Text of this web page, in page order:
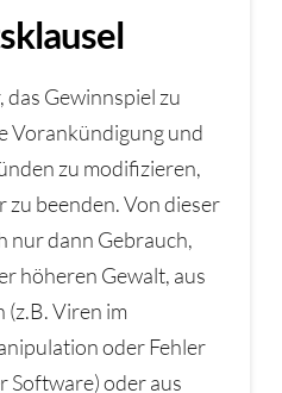
das Gewinnspiel zu
Vorankündigung und
zu modifizieren,
beenden. Von dieser
nur dann Gebrauch,
höheren Gewalt, aus
Viren im
oder Fehler
Software) oder aus